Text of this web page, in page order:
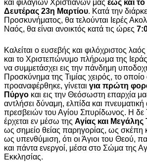
και φιλάγιων Χριστιανών μας έως και
Δευτέρας 23η Μαρτίου. Κατά την
Προσκυνήματος, θα τελούνται Ιερές
Ναός, θα είναι ανοικτός κατά τις ώρες
Καλείται ο ευσεβής και φιλόχριστος
και το Χριστεπώνυμο πλήρωμα της
να συμμετάσχει εις την πάνδημη
Προσκύνημα της Τιμίας χειρός, το
προαναφέρθηκε, γίνεται για πρώτη
Πύργο και εις την Θεόσωστη επαρχία
αντλήσει δύναμη, ελπίδα και
πρεσβειών του Αγίου Σπυρίδωνος. Η δε
έρχεται εν μέσω της Αγίας και
ως σημείο θείας παρηγορίας, ως σκέπη
ως υπενθύμιση, ότι οι Άγιοι του Θεού,
και πάντα ενεργοί, μέσα στο Σώμα της
Εκκλησίας.